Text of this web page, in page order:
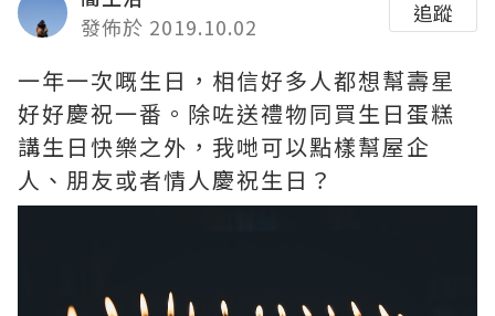
發佈於 2019.10.02
追蹤
一年一次嘅生日，相信好多人都想幫壽星
好好慶祝一番。除咗送禮物同買生日蛋糕
講生日快樂之外，我哋可以點樣幫屋企
人、朋友或者情人慶祝生日？